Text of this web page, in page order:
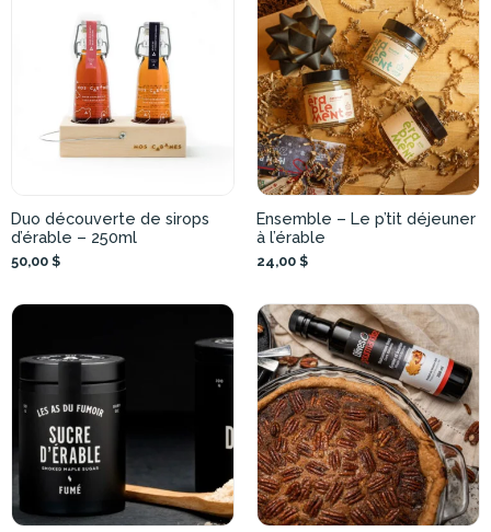
Duo découverte de sirops
d’érable – 250ml
50,00 $
Ensemble – Le p’tit déjeuner
à l’érable
24,00 $